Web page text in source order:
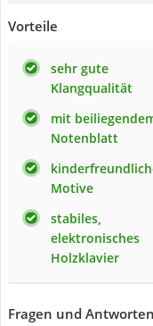
Vorteile
sehr gute
Klangqualität
mit
Notenblatt
Motive
stabiles,
elektronisches
Holzklavier
Fragen und